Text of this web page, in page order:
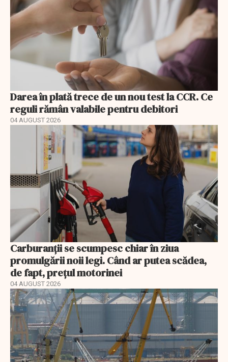
Darea în plată trece de un nou test la CCR. Ce
reguli rămân valabile pentru debitori
04 AUGUST 2026
Carburanții se scumpesc chiar în ziua
promulgării noii legi. Când ar putea scădea,
de fapt, prețul motorinei
04 AUGUST 2026